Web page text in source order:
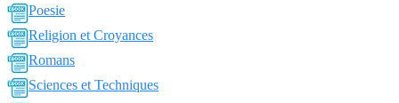
Poesie
Religion et Croyances
Romans
Sciences et Techniques